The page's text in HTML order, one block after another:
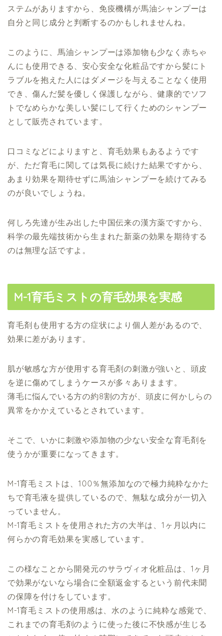
ステムがありますから、免疫機構が馬油シャンプーは
自分と同じ成分と判断するのかもしれませんね。
このように、馬油シャンプーは添加物も少なく赤ちゃ
んにも使用できる、安心安全な化粧品ですから髪にト
ラブルを抱えた人にはダメージを与えることなく使用
でき、傷んだ髪を優しく保護しながら、健康的でソフ
トでなめらかな美しい髪にして行くためのシャンプー
として販売されています。
口コミなどによりますと、育毛効果もあるようです
が、ただ育毛に関しては気長に続けた結果ですから、
あまり効果を期待せずに馬油シャンプーを続けてみる
のが良いでしょうね。
何しろ先達が生み出した中国伝来の漢方薬ですから、
科学の最先端技術から生まれた新薬の効果を期待する
のは無理な話ですよ。
M-1育毛ミストの育毛効果を実感
育毛剤も使用する方の症状により個人差があるので、
効果に差があります。
肌が敏感な方が使用する育毛剤の刺激が強いと、頭皮
を逆に傷めてしまうケースが多々ありまます。
薄毛に悩んでいる方の約8割の方が、頭皮に何かしらの
異常をかかえているとされています。
そこで、いかに刺激や添加物の少ない安全な育毛剤を
使うかが重要になってきます。
M-1育毛ミストは、100％無添加なので極力純粋なかた
ちで育毛液を提供しているので、無駄な成分が一切入
っていません。
M-1育毛ミストを使用された方の大半は、1ヶ月以内に
何らかの育毛効果を実感しています。
この様なことから開発元のサラヴィオ化粧品は、1ヶ月
で効果がないなら場合に全額返金するという前代未聞
の保障を付けをしています。
M-1育毛ミストの使用感は、水のように純粋な感覚で、
これまでの育毛剤のように使った後に不快感が生じる